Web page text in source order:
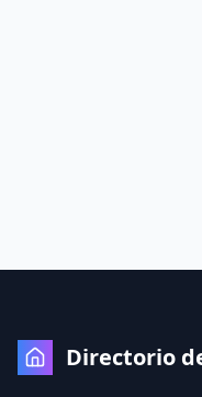
Directorio